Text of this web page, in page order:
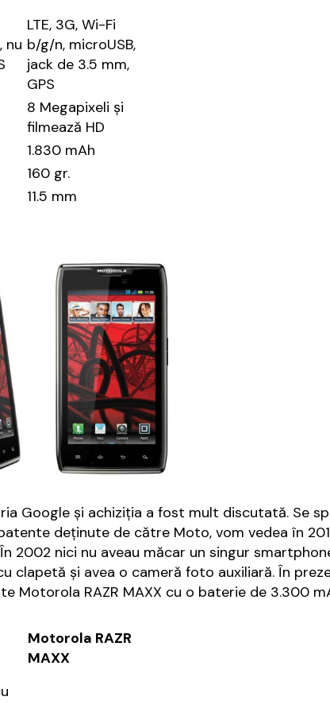
nu
LTE, 3G, Wi-Fi
b/g/n, microUSB,
jack de 3.5 mm,
GPS
8 Megapixeli și
filmează HD
1.830 mAh
160 gr.
11.5 mm
Google și achiziția a fost mult discutată. Se
deținute de către Moto, vom vedea în
2002 nici nu aveau măcar un singur
clapetă și avea o cameră foto auxiliară. În
Motorola RAZR MAXX cu o baterie de 3.300
Motorola RAZR
MAXX